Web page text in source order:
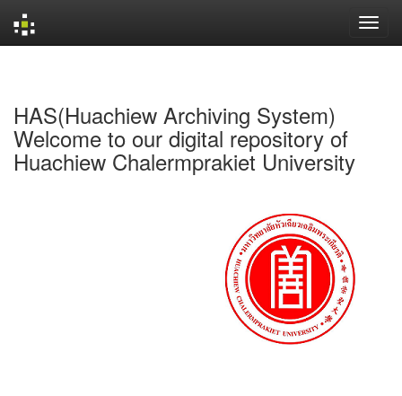
HAS(Huachiew Archiving System)
Welcome to our digital repository of
Huachiew Chalermprakiet University